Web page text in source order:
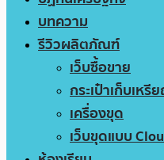
บทความ
รีวิวผลิตภัณฑ์
เว็บซื้อขาย
กระเป๋าเก็บเหรี
เครื่องขุด
เว็บขุดแบบ